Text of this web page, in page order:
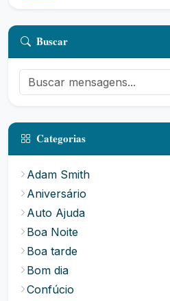
Buscar
Categorias
Adam Smith
Aniversário
Auto Ajuda
Boa Noite
Boa tarde
Bom dia
Confúcio